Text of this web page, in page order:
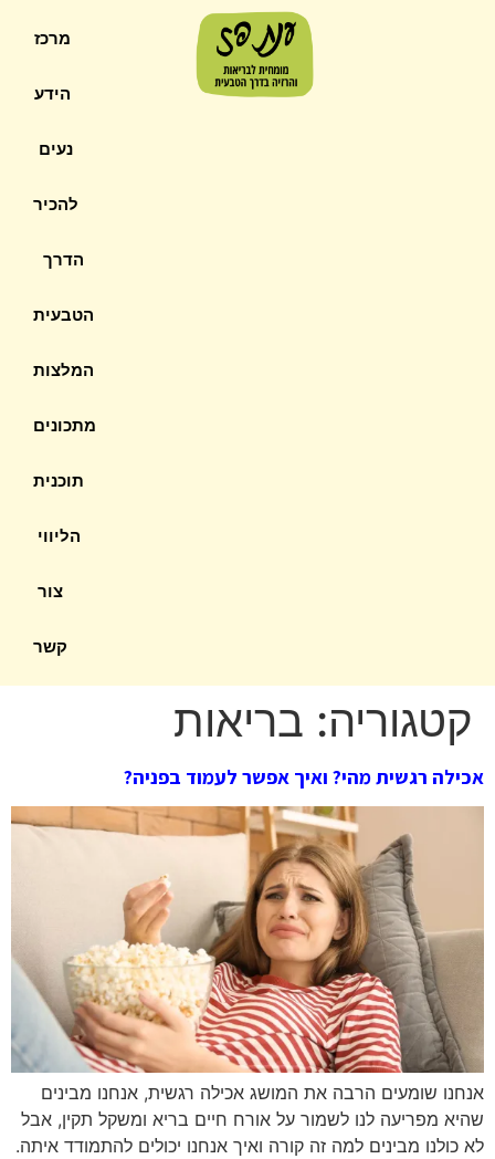
מרכז
הידע
נעים
להכיר
הדרך
הטבעית
המלצות
מתכונים
תוכנית
הליווי
צור
קשר
קטגוריה: בריאות
אכילה רגשית מהי? ואיך אפשר לעמוד בפניה?
אנחנו שומעים הרבה את המושג אכילה רגשית, אנחנו מבינים
שהיא מפריעה לנו לשמור על אורח חיים בריא ומשקל תקין, אבל
לא כולנו מבינים למה זה קורה ואיך אנחנו יכולים להתמודד איתה.